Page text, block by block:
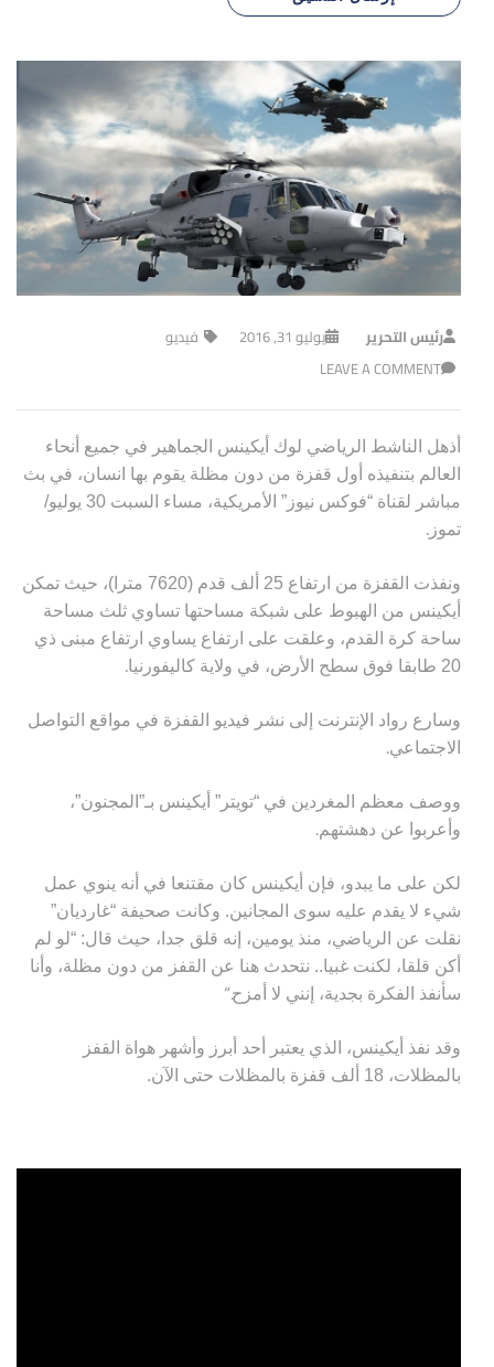
رئيس التحرير يوليو 31, 2016
فيديو
LEAVE A COMMENT
أذهل الناشط الرياضي لوك أيكينس الجماهير في جميع أنحاء
العالم بتنفيذه أول قفزة من دون مظلة يقوم بها انسان، في بث
مباشر لقناة “فوكس نيوز” الأمريكية، مساء السبت 30 يوليو/
تموز .
ونفذت القفزة من ارتفاع 25 ألف قدم (7620 مترا)، حيث تمكن
أيكينس من الهبوط على شبكة مساحتها تساوي ثلث مساحة
ساحة كرة القدم، وعلقت على ارتفاع يساوي ارتفاع مبنى ذي
20 طابقا فوق سطح الأرض، في ولاية كاليفورنيا
.
وسارع رواد الإنترنت إلى نشر فيديو القفزة في مواقع التواصل
الاجتماعي.
ووصف معظم المغردين في “تويتر” أيكينس بـ”المجنون”،
وأعربوا عن دهشتهم.
لكن على ما يبدو، فإن أيكينس كان مقتنعا في أنه ينوي عمل
شيء لا يقدم عليه سوى المجانين. وكانت صحيفة “غارديان”
نقلت عن الرياضي، منذ يومين، إنه قلق جدا، حيث قال: “لو لم
أكن قلقا، لكنت غبيا.. نتحدث هنا عن القفز من دون مظلة، وأنا
سأنفذ الفكرة بجدية، إنني لا أمزح“.
وقد نفذ أيكينس، الذي يعتبر أحد أبرز وأشهر هواة القفز
بالمظلات، 18 ألف قفزة بالمظلات حتى الآن.